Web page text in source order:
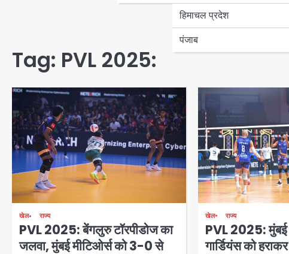
हिमाचल प्रदेश
पंजाब
Tag: PVL 2025:
खेल राज्य
PVL 2025: बेंगलुरु टॉरपीडोज का
जलवा, मुंबई मीटिओर्स को 3-0 से
खेल राज्य
PVL 2025: मुंबई
गार्डियंस को